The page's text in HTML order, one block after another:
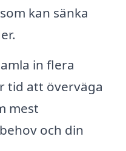
kan sänka
in flera
tid att överväga
mest
och din